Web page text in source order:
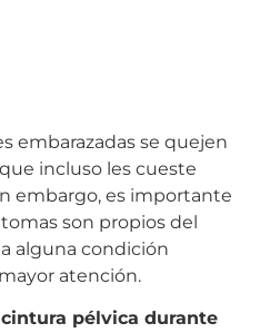
embarazadas se quejen
incluso les cueste
embargo, es importante
son propios del
alguna condición
atención.
pélvica durante